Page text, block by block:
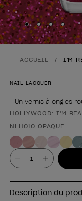
Skip to slide 1
Skip to
Skip to
Skip
ACCUEIL I'M
NAIL LACQUER
- Un vernis à ongles
Forme du
HOLLYWOOD: I'M
NLH010 OPAQUE
Valeur
Description du